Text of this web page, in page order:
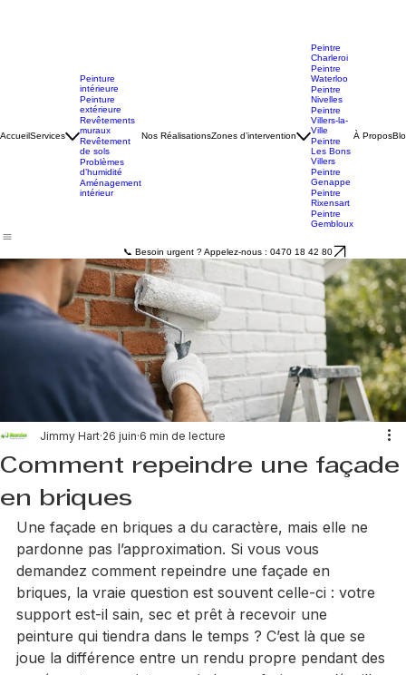
Peinture
intérieure
Peinture
extérieure
Revêtements
Aménagement
intérieur
Peintre
Charleroi
Peintre
Waterloo
Peintre
Nivelles
Peintre
Villers-la-
Ville
Peintre
Les Bons
Genappe
Peintre
Rixensart
Peintre
Gembloux
📞 Besoin urgent ? Appelez-nous : 0470 18 42 80
Comment repeindre une façade
en briques
Jimmy Hart 26 juin
Une façade en briques a du caractère, mais elle ne
pardonne pas l’approximation. Si vous vous
demandez comment repeindre une façade en
briques, la vraie question est souvent celle-ci : votre